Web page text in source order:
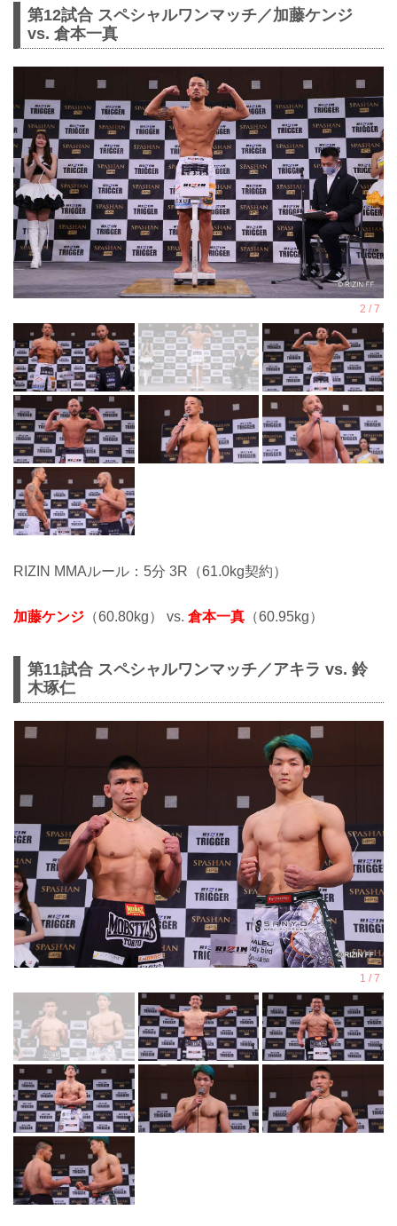
第12試合 スペシャルワンマッチ／加藤ケンジ
vs. 倉本一真
RIZIN MMAルール：5分 3R（61.0kg契約）
加藤ケンジ （60.80kg） vs. 倉本一真 （60.95kg）
第11試合 スペシャルワンマッチ／アキラ vs. 鈴
木琢仁